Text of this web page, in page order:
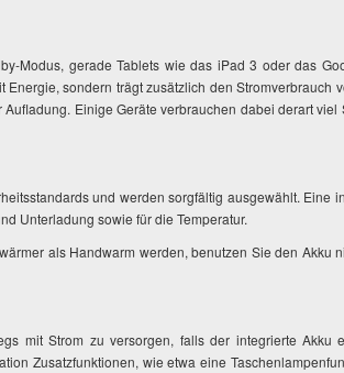
Modus, gerade Tablets wie das iPad 3 oder das
sondern trägt zusätzlich den
Einige Geräte verbrauchen dabei derart
und werden sorgfältig ausgewählt.
Unterladung sowie für die Temperatur.
als Handwarm werden, benutzen Sie den
mit Strom zu versorgen, falls der integrierte
Zusatzfunktionen, wie etwa eine